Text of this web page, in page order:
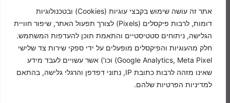
אתר זה עושה שימוש בקבצי עוגיות (Cookies) ובטכנולוגיות
דומות, לרבות פיקסלים (Pixels) לצורך תפעול האתר, שיפור חוויית
הגלישה, ניתוחים סטטיסטיים והתאמת תוכן להעדפות המשתמש.
חלק מהעוגיות והפיקסלים מופעלים על ידי ספקי שירות צד שלישי
Google Analytics, Meta Pixel) וכו') אשר עשויים לעבד מידע
שאינו מזהה לרבות כתובת IP, נתוני דפדפן והרגלי גלישה, בהתאם
למדיניות הפרטיות שלהם.
פקס: 0776704962
סוקולוב 46 הוד השרון‭,
בניין כיכר המושבה
מיקוד4528475